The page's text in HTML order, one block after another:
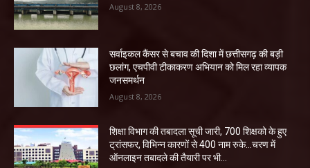
August 8, 2026
सर्वाइकल कैंसर से बचाव की दिशा में छत्तीसगढ़ की बड़ी
छलांग, एचपीवी टीकाकरण अभियान को मिल रहा व्यापक
जनसमर्थन
August 8, 2026
शिक्षा विभाग की तबादला सूची जारी, 700 शिक्षको के हुए
ट्रांसफर, विभिन्न कारणों से 400 नाम रुके…चरण में
ऑनलाइन तबादले की तैयारी पर भी...